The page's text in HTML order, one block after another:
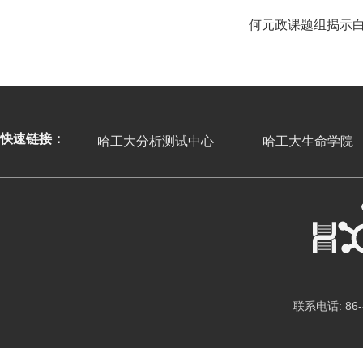
何元政课题组揭示
快速链接： 哈工大分析测试中心 哈工大生命学院
联系电话: